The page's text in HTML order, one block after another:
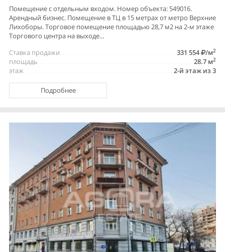
Помещение с отдельным входом. Номер объекта: 549016.
Арендный бизнес. Помещение в ТЦ в 15 метрах от метро Верхние
Лихоборы. Торговое помещение площадью 28,7 м2 на 2-м этаже
Торгового центра на выходе...
331 554
/м2
Ставка продажи
28.7 м2
площадь
2-й этаж из 3
этаж
Подробнее